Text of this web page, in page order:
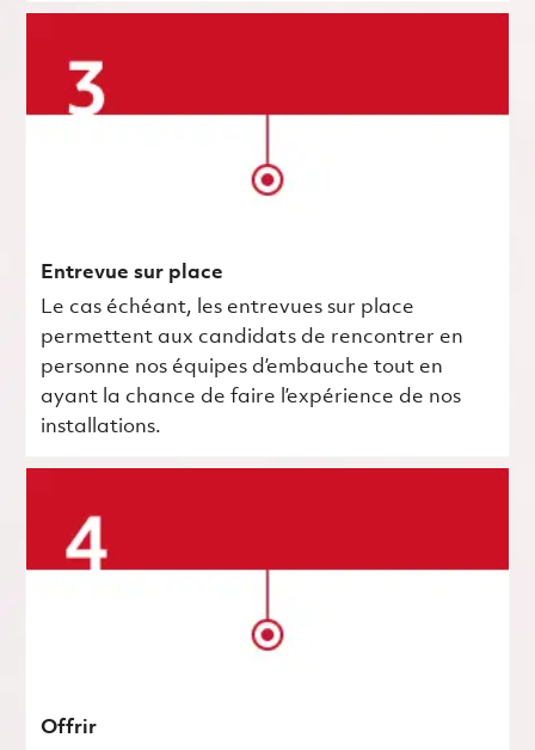
Entrevue sur place
Le cas échéant, les entrevues sur place
permettent aux candidats de rencontrer en
personne nos équipes d’embauche tout en
ayant la chance de faire l’expérience de nos
installations.
Offrir